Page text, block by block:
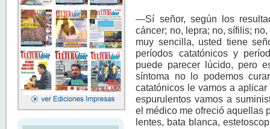
—Sí señor, según los
cáncer; no, lepra; no, sífilis;
muy sencilla, usted tiene
períodos catatónicos y
puede parecer lúcido, pero
síntoma no lo podemos
catatónicos le vamos a
espurulentos vamos a
el médico me ofreció aquellas
lentes, bata blanca,